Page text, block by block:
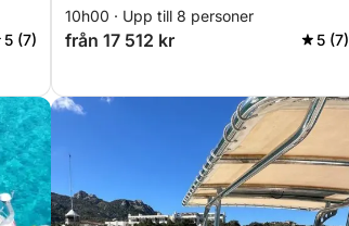
5 (7)
10h00 · Upp till 8 personer
från 17 512 kr 5 (7)